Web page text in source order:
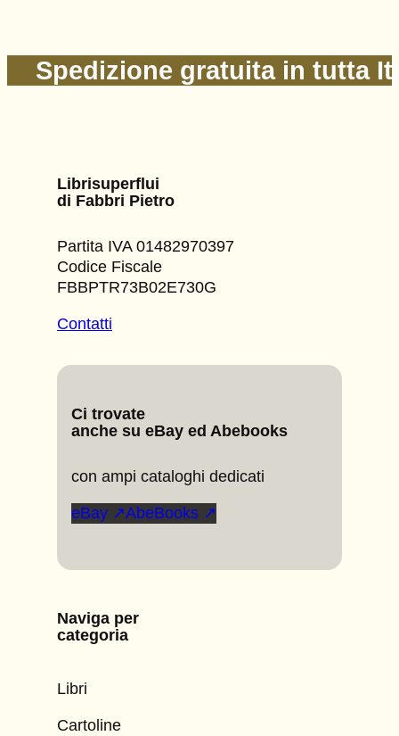
Spedizione gratuita in tutta
Librisuperflui
di Fabbri Pietro
Partita IVA 01482970397
Codice Fiscale
FBBPTR73B02E730G
Contatti
Ci trovate
anche su eBay ed Abebooks
con ampi cataloghi dedicati
eBay ↗AbeBooks ↗
Naviga per
categoria
Libri
Cartoline